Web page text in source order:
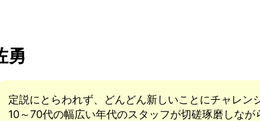
勇
定説にとらわれず、どんどん新しいことにチャレン
10～70代の幅広い年代のスタッフが切磋琢磨しなが